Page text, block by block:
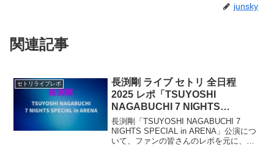
junsky
関連記事
セトリライブレポ
長渕剛 ライブ セトリ 全日程
2025 レポ「TSUYOSHI
NAGABUCHI 7 NIGHTS
SPECIAL in ARENA」
長渕剛「TSUYOSHI NAGABUCHI 7
NIGHTS SPECIAL in ARENA」公演につ
いて、ファンの皆さんのレポを元に、セ